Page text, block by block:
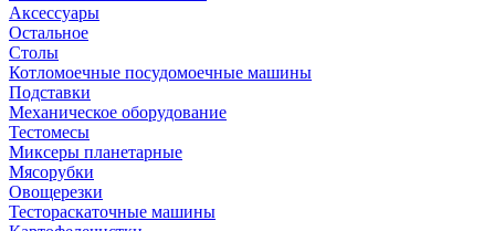
Аксессуары
Остальное
Столы
Котломоечные посудомоечные машины
Подставки
Механическое оборудование
Тестомесы
Миксеры планетарные
Мясорубки
Овощерезки
Тестораскаточные машины